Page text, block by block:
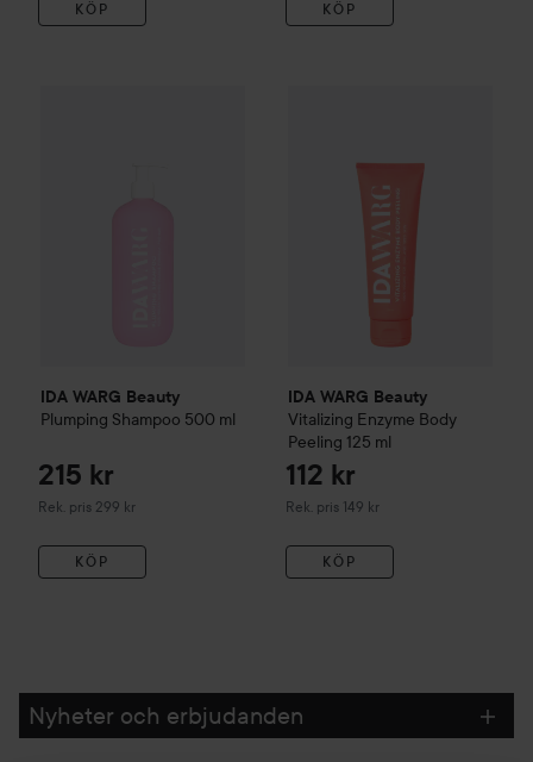
KÖP KÖP
IDA WARG Beauty
Plumping Shampoo 500 ml
215 kr
Rek. pris 299 kr
Rekommenderat pris 299 kr
KÖP
IDA WARG Beauty
Vitalizing Enzyme Body
Peeling 125 ml
112 kr
Rek. pris 149 kr
Rekommenderat pris 149 kr
KÖP
Nyheter och erbjudanden